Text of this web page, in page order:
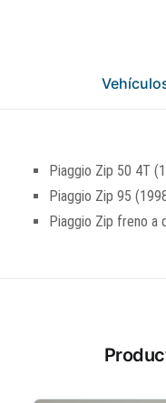
Piaggio Zip 50 4T
Piaggio Zip 95
Piaggio Zip freno a